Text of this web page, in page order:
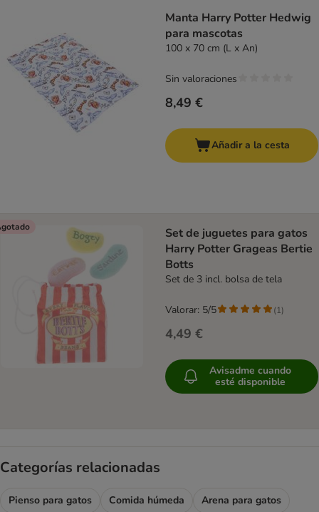
Manta Harry Potter Hedwig
para mascotas
100 x 70 cm (L x An)
8,49 €
Sin valoraciones
Añadir a la cesta
Set de juguetes para gatos
Harry Potter Grageas Bertie
Botts
Set de 3 incl. bolsa de tela
4,49 €
Valorar: 5/5 (1)
Avisadme cuando
esté disponible
Categorías relacionadas
Pienso para gatos Comida húmeda
Arena para gatos